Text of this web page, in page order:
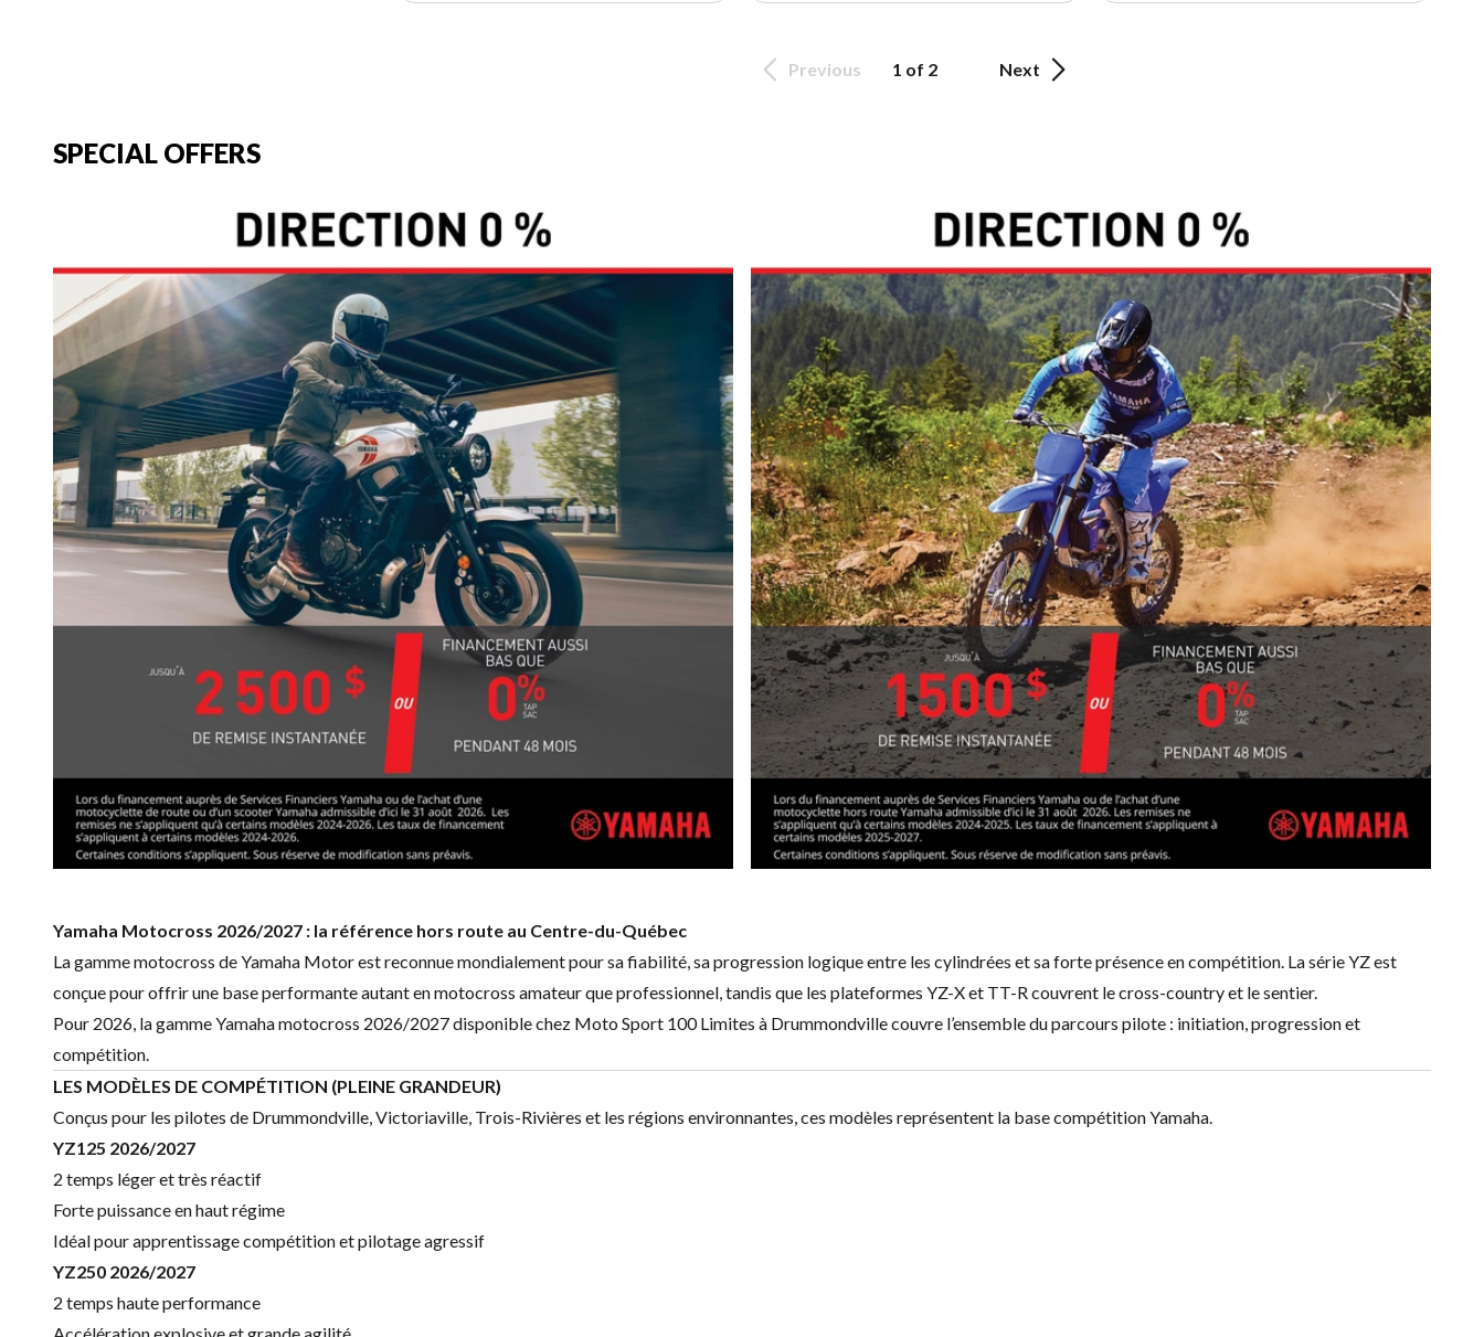
Previous 1 of 2 Next
SPECIAL OFFERS
Yamaha Motocross 2026/2027 : la référence hors route au Centre-du-Québec
La gamme motocross deYamaha Motorest reconnue mondialement pour sa fiabilité, sa progression logique entre les cylindrées et sa forte présence en compétition. La série YZ est
conçue pour offrir une base performante autant en motocross amateur que professionnel, tandis que les plateformes YZ-X et TT-R couvrent le cross-country et le sentier.
Pour 2026, la gamme Yamaha motocross 2026/2027 disponible chez Moto Sport 100 Limites à Drummondville couvre l’ensemble du parcours pilote : initiation, progression et
compétition.
LES MODÈLES DE COMPÉTITION (PLEINE GRANDEUR)
Conçus pour les pilotes de Drummondville, Victoriaville, Trois-Rivières et les régions environnantes, ces modèles représentent la base compétition Yamaha.
YZ125 2026/2027
2 temps léger et très réactif
Forte puissance en haut régime
Idéal pour apprentissage compétition et pilotage agressif
YZ250 2026/2027
2 temps haute performance